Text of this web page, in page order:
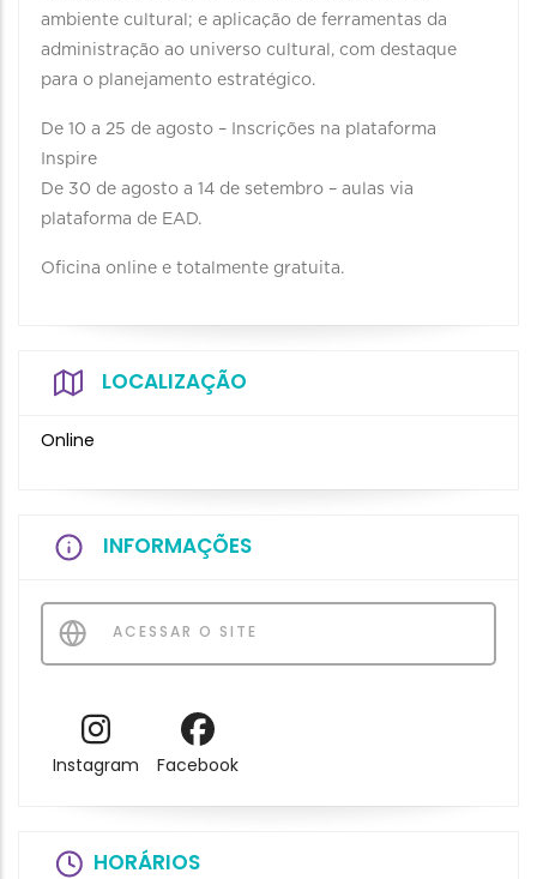
ambiente cultural; e aplicação de ferramentas da
administração ao universo cultural, com destaque
para o planejamento estratégico.
De 10 a 25 de agosto – Inscrições na plataforma
Inspire
De 30 de agosto a 14 de setembro – aulas via
plataforma de EAD.
Oficina online e totalmente gratuita.
LOCALIZAÇÃO
Online
INFORMAÇÕES
ACESSAR O SITE
Instagram Facebook
HORÁRIOS